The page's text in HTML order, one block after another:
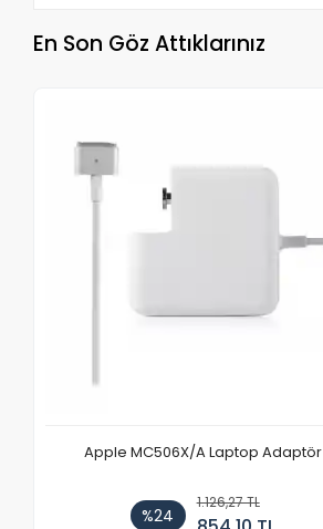
En Son Göz Attıklarınız
Apple MC506X/A Laptop Adaptör
%24
1.126,27 TL